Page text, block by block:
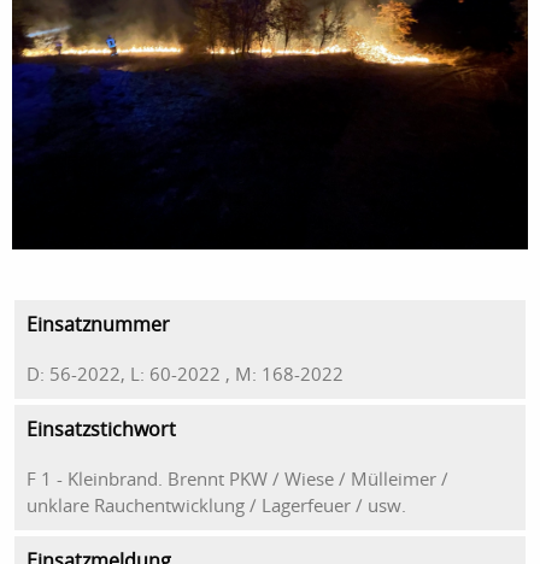
Einsatznummer
D: 56-2022, L: 60-2022 , M: 168-2022
Einsatzstichwort
F 1 - Kleinbrand. Brennt PKW / Wiese / Mülleimer /
unklare Rauchentwicklung / Lagerfeuer / usw.